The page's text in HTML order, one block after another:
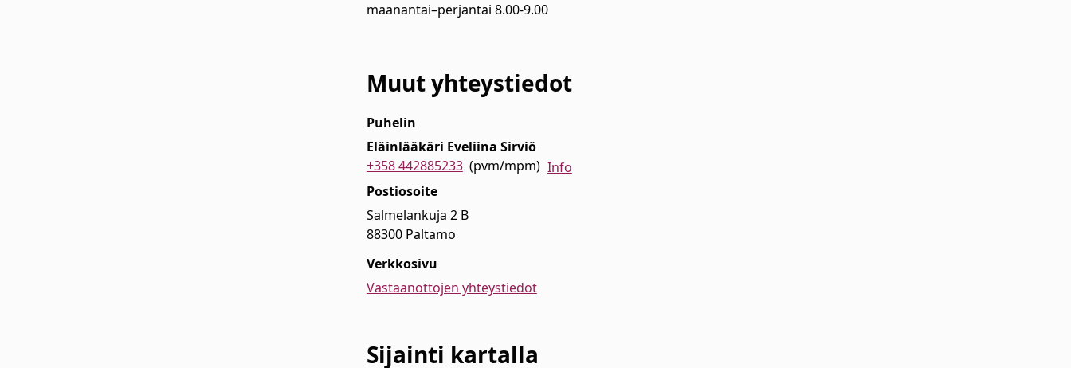
maanantai–perjantai 8.00-9.00
Muut yhteystiedot
Puhelin
Eläinlääkäri Eveliina Sirviö
+358 442885233 (pvm/mpm) Info
Postiosoite
Salmelankuja 2 B
88300 Paltamo
Verkkosivu
Vastaanottojen yhteystiedot
Sijainti kartalla